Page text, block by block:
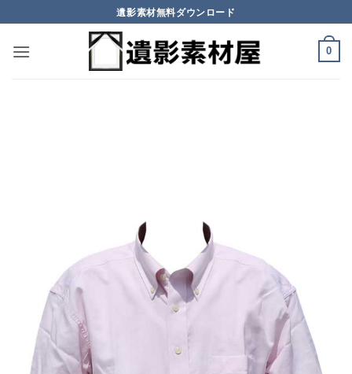
to
content
遺影素材無料ダウンロード
0